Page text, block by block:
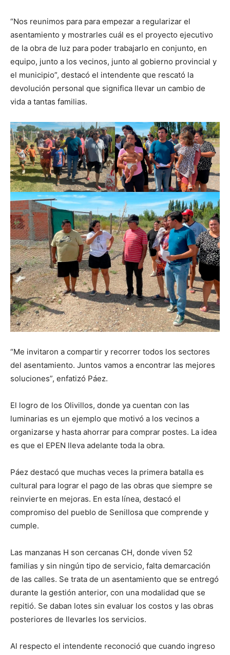
“Nos reunimos para para empezar a regularizar el
asentamiento y mostrarles cuál es el proyecto ejecutivo
de la obra de luz para poder trabajarlo en conjunto, en
equipo, junto a los vecinos, junto al gobierno provincial y
el municipio”, destacó el intendente que rescató la
devolución personal que significa llevar un cambio de
vida a tantas familias.
“Me invitaron a compartir y recorrer todos los sectores
del asentamiento. Juntos vamos a encontrar las mejores
soluciones”, enfatizó Páez.
El logro de los Olivillos, donde ya cuentan con las
luminarias es un ejemplo que motivó a los vecinos a
organizarse y hasta ahorrar para comprar postes. La idea
es que el EPEN lleva adelante toda la obra.
Páez destacó que muchas veces la primera batalla es
cultural para lograr el pago de las obras que siempre se
reinvierte en mejoras. En esta línea, destacó el
compromiso del pueblo de Senillosa que comprende y
cumple.
Las manzanas H son cercanas CH, donde viven 52
familias y sin ningún tipo de servicio, falta demarcación
de las calles. Se trata de un asentamiento que se entregó
durante la gestión anterior, con una modalidad que se
repitió. Se daban lotes sin evaluar los costos y las obras
posteriores de llevarles los servicios.
Al respecto el intendente reconoció que cuando ingreso